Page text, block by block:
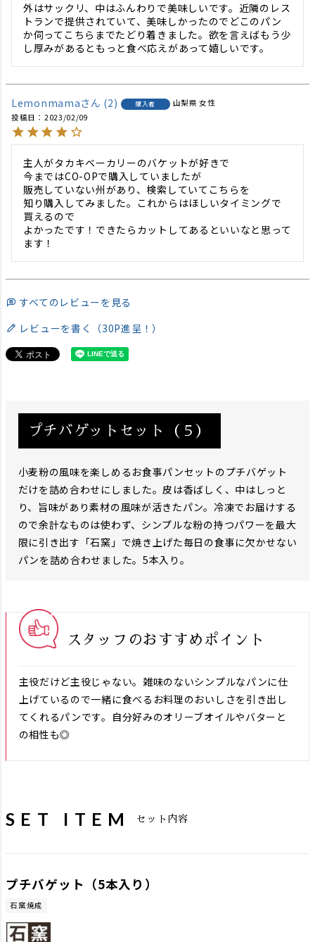
外はサックリ、中はふんわりで美味しいです。近隣のレス
トランで提供されていて、美味しかったのでどこのパン
か伺ってこちらまでたどり着きました。欲を言えばもう少
し厚みがあるともっと食べ応えがあって嬉しいです。
Lemonmama 2 購入者 山梨県 女性
投稿日
2023/02/09
主人がタカキベーカリーのバケットが好きで
今まではCO-OPで購入していましたが
販売していない州があり、検索していてこちらを
知り購入してみました。これからはほしいタイミングで
買えるので
よかったです！できたらカットしてあるといいなと思って
ます！
すべてのレビューを見る
レビューを書く（30P進呈！）
プチバゲットセット（５）
小麦粉の風味を楽しめるお食事パンセットのプチバゲット
だけを詰め合わせにしました。皮は香ばしく、中はしっと
り、旨味があり素材の風味が活きたパン。冷凍でお届けする
ので余計なものは使わず、シンプルな粉の持つパワーを最大
限に引き出す「石窯」で焼き上げた毎日の食事に欠かせない
パンを詰め合わせました。5本入り。
スタッフのおすすめポイント
主役だけど主役じゃない。雑味のないシンプルなパンに仕
上げているので一緒に食べるお料理のおいしさを引き出し
てくれるパンです。自分好みのオリーブオイルやバターと
の相性も◎
SET ITEM セット内容
プチバゲット（5本入り）
石窯焼成